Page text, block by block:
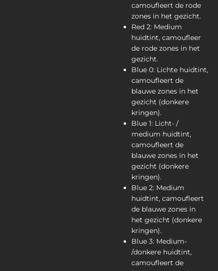
camoufleert de rode
zones in het gezicht.
Red 2: Medium
huidtint, camoufleer
de rode zones in het
gezicht.
Blue 0: Lichte huidtint,
camoufleert de
blauwe zones in het
gezicht (donkere
kringen).
Blue 1: Licht- /
medium huidtint,
camoufleert de
blauwe zones in het
gezicht (donkere
kringen).
Blue 2: Medium
huidtint, camoufleert
de blauwe zones in
het gezicht (donkere
kringen).
Blue 3: Medium-
/donkere huidtint,
camoufleert de